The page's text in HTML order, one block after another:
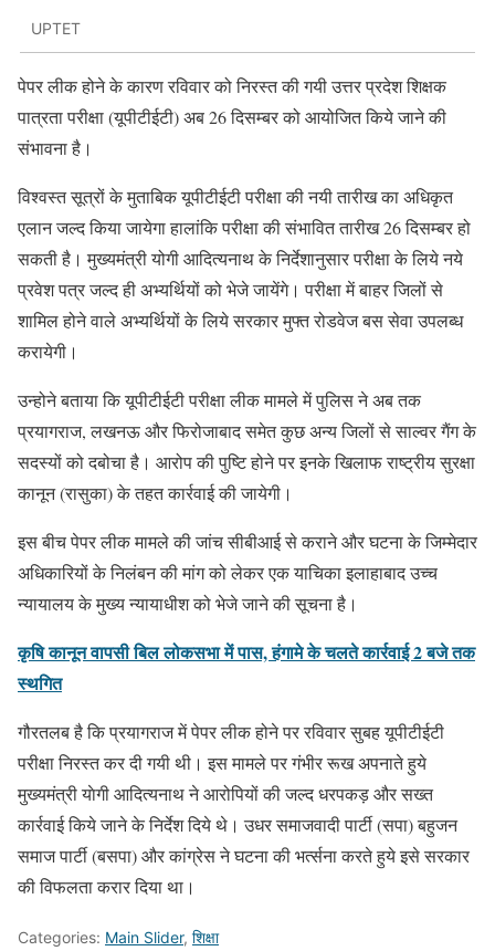
UPTET
पेपर लीक होने के कारण रविवार को निरस्त की गयी उत्तर प्रदेश शिक्षक
पात्रता परीक्षा (यूपीटीईटी) अब 26 दिसम्बर को आयोजित किये जाने की
संभावना है।
विश्वस्त सूत्रों के मुताबिक यूपीटीईटी परीक्षा की नयी तारीख का अधिकृत
एलान जल्द किया जायेगा हालांकि परीक्षा की संभावित तारीख 26 दिसम्बर हो
सकती है। मुख्यमंत्री योगी आदित्यनाथ के निर्देशानुसार परीक्षा के लिये नये
प्रवेश पत्र जल्द ही अभ्यर्थियों को भेजे जायेंगे। परीक्षा में बाहर जिलों से
शामिल होने वाले अभ्यर्थियों के लिये सरकार मुफ्त रोडवेज बस सेवा उपलब्ध
करायेगी।
उन्होने बताया कि यूपीटीईटी परीक्षा लीक मामले में पुलिस ने अब तक
प्रयागराज, लखनऊ और फिरोजाबाद समेत कुछ अन्य जिलों से साल्वर गैंग के
सदस्यों को दबोचा है। आरोप की पुष्टि होने पर इनके खिलाफ राष्ट्रीय सुरक्षा
कानून (रासुका) के तहत कार्रवाई की जायेगी।
इस बीच पेपर लीक मामले की जांच सीबीआई से कराने और घटना के जिम्मेदार
अधिकारियों के निलंबन की मांग को लेकर एक याचिका इलाहाबाद उच्च
न्यायालय के मुख्य न्यायाधीश को भेजे जाने की सूचना है।
कृषि कानून वापसी बिल लोकसभा में पास, हंगामे के चलते कार्रवाई 2 बजे तक
स्थगित
गौरतलब है कि प्रयागराज में पेपर लीक होने पर रविवार सुबह यूपीटीईटी
परीक्षा निरस्त कर दी गयी थी। इस मामले पर गंभीर रूख अपनाते हुये
मुख्यमंत्री याेगी आदित्यनाथ ने आरोपियों की जल्द धरपकड़ और सख्त
कार्रवाई किये जाने के निर्देश दिये थे। उधर समाजवादी पार्टी (सपा) बहुजन
समाज पार्टी (बसपा) और कांग्रेस ने घटना की भर्त्सना करते हुये इसे सरकार
की विफलता करार दिया था।
Categories: Main Slider, शिक्षा